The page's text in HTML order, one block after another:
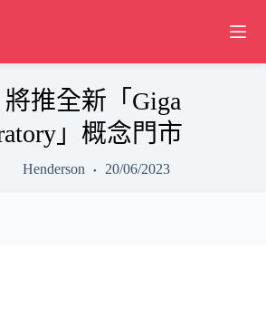
將推全新「Giga
」概念門市
Henderson 20/06/2023